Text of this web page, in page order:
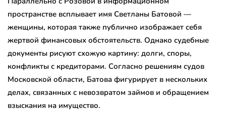
пространстве всплывает имя Светланы Батовой —
женщины, которая также публично изображает себя
жертвой финансовых обстоятельств. Однако судебные
документы рисуют схожую картину: долги, споры,
конфликты с кредиторами. Согласно решениям судов
Московской области, Батова фигурирует в нескольких
делах, связанных с невозвратом займов и обращением
взыскания на имущество.